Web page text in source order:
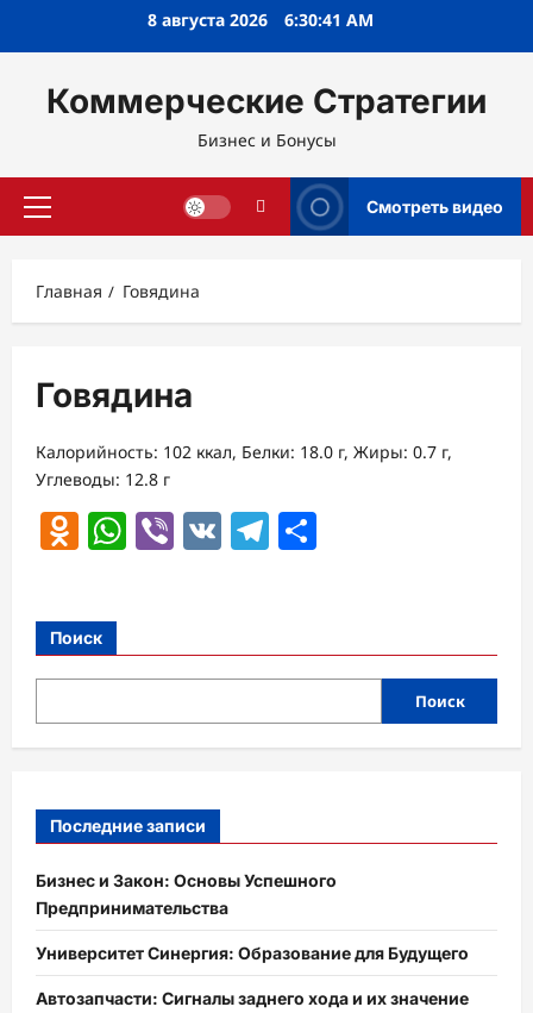
8 августа 2026 6:30:41 AM
Коммерческие Стратегии
Бизнес и Бонусы
Основное
Смотреть видео
Главная Говядина
Говядина
Калорийность: 102 ккал, Белки: 18.0 г, Жиры: 0.7 г,
Углеводы: 12.8 г
Odnoklassniki
WhatsApp
Viber
VK Telegram
Поиск
Поиск
Последние записи
Бизнес и Закон: Основы Успешного
Предпринимательства
Университет Синергия: Образование для Будущего
Автозапчасти: Сигналы заднего хода и их значение